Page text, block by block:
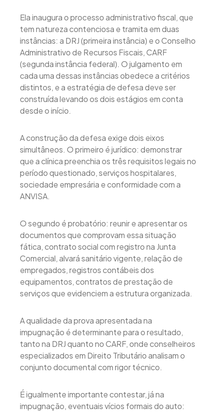
Ela inaugura o processo administrativo fiscal, que
tem natureza contenciosa e tramita em duas
instâncias: a DRJ (primeira instância) e o Conselho
Administrativo de Recursos Fiscais, CARF
(segunda instância federal). O julgamento em
cada uma dessas instâncias obedece a critérios
distintos, e a estratégia de defesa deve ser
construída levando os dois estágios em conta
desde o início.
A construção da defesa exige dois eixos
simultâneos. O primeiro é jurídico: demonstrar
que a clínica preenchia os três requisitos legais no
período questionado, serviços hospitalares,
sociedade empresária e conformidade com a
ANVISA.
O segundo é probatório: reunir e apresentar os
documentos que comprovam essa situação
fática, contrato social com registro na Junta
Comercial, alvará sanitário vigente, relação de
empregados, registros contábeis dos
equipamentos, contratos de prestação de
serviços que evidenciem a estrutura organizada.
A qualidade da prova apresentada na
impugnação é determinante para o resultado,
tanto na DRJ quanto no CARF, onde conselheiros
especializados em Direito Tributário analisam o
conjunto documental com rigor técnico.
É igualmente importante contestar, já na
impugnação, eventuais vícios formais do auto: